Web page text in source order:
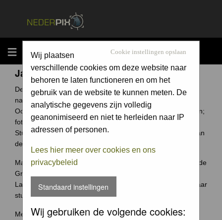
MENU Cookie instellingen opslaan
Wij plaatsen
verschillende cookies om deze website naar
behoren te laten functioneren en om het
gebruik van de website te kunnen meten. De
analytische gegevens zijn volledig
geanonimiseerd en niet te herleiden naar IP
adressen of personen.
Lees hier meer over cookies en ons
privacybeleid
Standaard instellingen
Wij gebruiken de volgende cookies:
Jaarcompetitie
De Groene Camera is een fotowedstrijd voor elke
natuurfotograaf uit Nederland en België.
Ook jouw foto archief bevat ongetwijfeld verborgen schatten;
foto's waar je trots op bent.
Stuur ze in en wie weet win jij de Groene Camera of een van
de vele andere prijzen.
Maak je je meeste foto's in Nederland of België? Dan past de
Groene Camera helemaal bij jou.
Laat je mooiste foto's niet 'verstoffen' op je harde schijf, maar
stuur je foto's in voor de Groene Camera!
Meer weten over deze wedstrijd ga naar